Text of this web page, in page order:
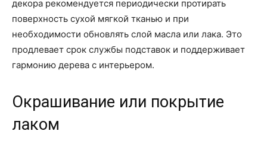
декора рекомендуется периодически протирать
поверхность сухой мягкой тканью и при
необходимости обновлять слой масла или лака. Это
продлевает срок службы подставок и поддерживает
гармонию дерева с интерьером.
Окрашивание или покрытие
лаком